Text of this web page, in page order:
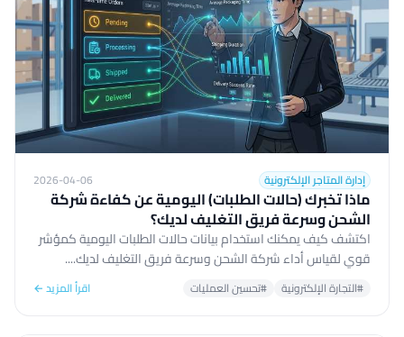
إدارة المتاجر الإلكترونية 2026-04-06
ماذا تخبرك (حالات الطلبات) اليومية عن كفاءة شركة
الشحن وسرعة فريق التغليف لديك؟
اكتشف كيف يمكنك استخدام بيانات حالات الطلبات اليومية كمؤشر
قوي لقياس أداء شركة الشحن وسرعة فريق التغليف لديك....
#التجارة الإلكترونية #تحسين العمليات اقرأ المزيد ←